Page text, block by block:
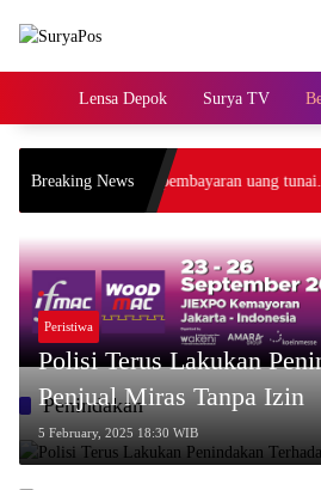
HomeLensa Depok Surya TV
Breaking News
tidak menerima pembayaran uang tunai.
Penindakan
Peristiwa
Polisi Terus Lakukan
Penjual Miras Tanpa Izin
5 February, 2025 18:30 WIB